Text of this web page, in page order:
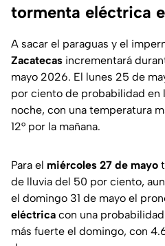
tormenta eléctrica
A sacar el paraguas y el
Zacatecas incrementará
mayo 2026. El lunes 25 de
por ciento de probabilidad
noche, con una temperatura
12° por la mañana.
Para el miércoles 27 de mayo
de lluvia del 50 por ciento,
el domingo 31 de mayo el
eléctrica con una
más fuerte el domingo, con